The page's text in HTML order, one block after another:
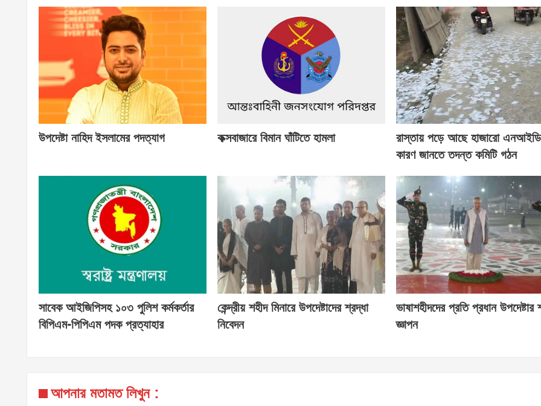
উপদেষ্টা নাহিদ ইসলামের পদত্যাগ কক্সবাজারে বিমান ঘাঁটিতে হামলা
রাস্তায় পড়ে আছে হাজারো এনআইডি
কারণ জানতে তদন্ত কমিটি গঠন
সাবেক আইজিপিসহ ১০৩ পুলিশ কর্মকর্তার
বিপিএম-পিপিএম পদক প্রত্যাহার
কেন্দ্রীয় শহীদ মিনারে উপদেষ্টাদের শ্রদ্ধা
নিবেদন
ভাষাশহীদদের প্রতি প্রধান উপদেষ্টার
জ্ঞাপন
আপনার মতামত লিখুন :